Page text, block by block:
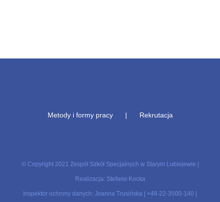
Metody i formy pracy Rekrutacja
© Copyright 2021 Zespół Szkół Specjalnych w Starym Lubiejewie |
Realizacja: Stefano Kocka
Inspektor ochrony danych: Joanna Trusińska | +48-22-3500-140